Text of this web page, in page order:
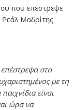
που επέστρεψε
Ρεάλ Μαδρίτης
στο
με τη
είναι
ώρα να